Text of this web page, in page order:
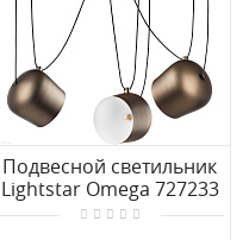
Подвесной светильник
Lightstar Omega 727233